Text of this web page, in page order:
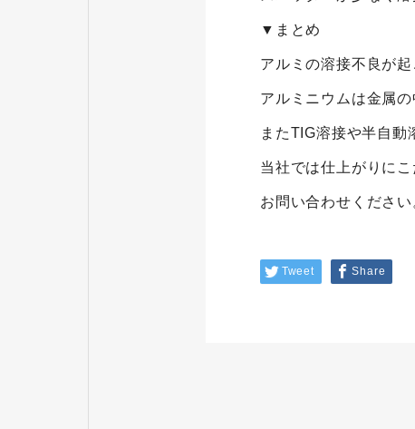
▼まとめ
アルミの溶接不良が
アルミニウムは金属
またTIG溶接や半自動
当社では仕上がりに
お問い合わせください
Tweet Share